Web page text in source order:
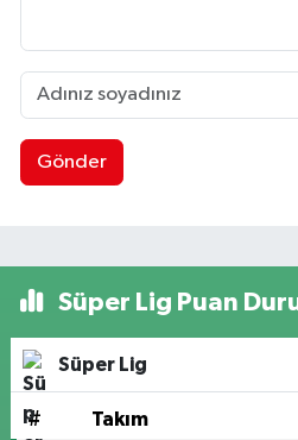
Gönder
Süper Lig Puan
Süper Lig
# Takım